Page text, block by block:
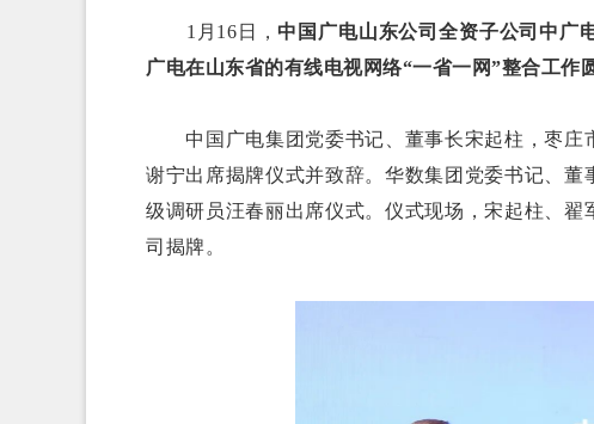
1月16日， 中国广电山东公司全资子公司中广
广电在山东省的有线电视网络“一省一网”整合工作
中国广电集团党委书记、董事长宋起柱，枣庄
谢宁出席揭牌仪式并致辞。华数集团党委书记、
级调研员汪春丽出席仪式。仪式现场，宋起柱、
司揭牌。